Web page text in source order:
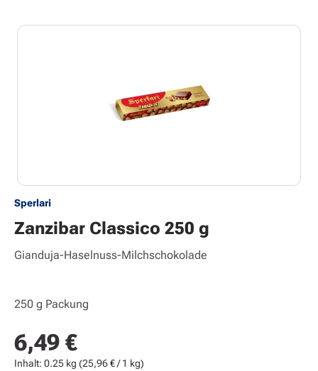
Bildergalerie überspringen
Sperlari
Zanzibar Classico 250 g
Gianduja-Haselnuss-Milchschokolade
250 g Packung
Regulärer Preis:
6,49 €
Inhalt: 0.25 kg (25,96 € / 1 kg)